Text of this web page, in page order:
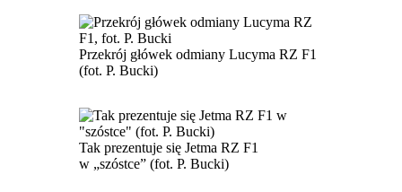
Przekrój główek odmiany Lucyma RZ F1
(fot. P. Bucki)
Tak prezentuje się Jetma RZ F1
w „szóstce” (fot. P. Bucki)